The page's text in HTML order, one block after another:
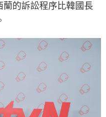
蘭的訴訟程序比韓國長